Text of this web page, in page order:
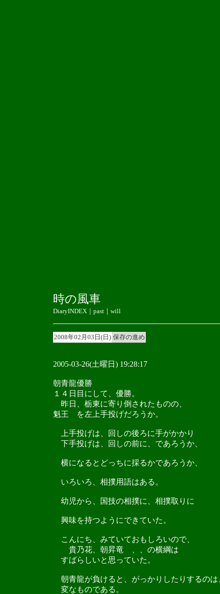
時の風車
DiaryINDEX｜ past｜ will
2008年02月03日(日) 保存の進め
2005-03-26(土曜日) 19:28:17
朝青龍優勝
１４日目にして、優勝。
昨日、栃東に寄り倒されたものの、
魁王 を左上手投げだろうか。
上手投げは、回しの後ろに手がかかり
下手投げは、回しの前に、であろうか、
横になるとどっちに採るかであろうか、
いろいろ、相撲用語はある。
幼児から、国技の相撲に、相撲取りに
興味を持つようにできていた。
こんにち、みていておもしろいので、
貴乃花、朝昇竜 、、の横綱は
すばらしいと思っていた。
朝青龍が負けると、がっかりしたりするのは
変なものである。